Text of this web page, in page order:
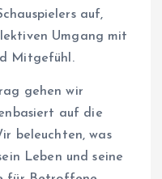
auf,
Umgang mit
Mitgefühl.
gehen wir
auf die
beleuchten, was
Leben und seine